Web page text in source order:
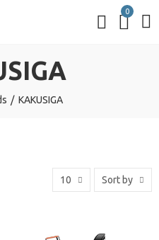
0
KAKUSIGA
10 Sort by